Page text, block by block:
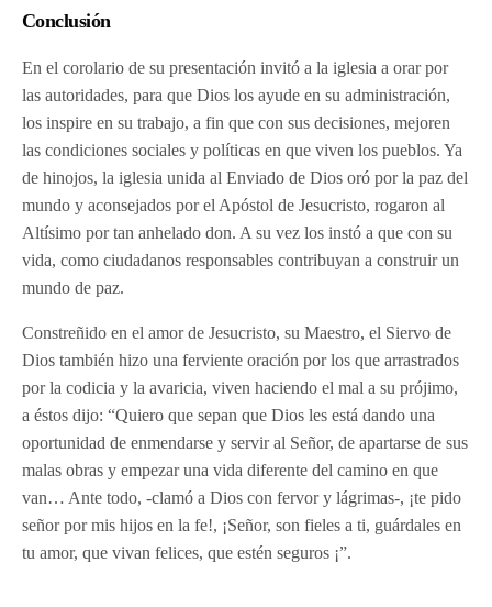
Conclusión
En el corolario de su presentación invitó a la iglesia a orar por
las autoridades, para que Dios los ayude en su administración,
los inspire en su trabajo, a fin que con sus decisiones, mejoren
las condiciones sociales y políticas en que viven los pueblos. Ya
de hinojos, la iglesia unida al Enviado de Dios oró por la paz del
mundo y aconsejados por el Apóstol de Jesucristo, rogaron al
Altísimo por tan anhelado don. A su vez los instó a que con su
vida, como ciudadanos responsables contribuyan a construir un
mundo de paz.
Constreñido en el amor de Jesucristo, su Maestro, el Siervo de
Dios también hizo una ferviente oración por los que arrastrados
por la codicia y la avaricia, viven haciendo el mal a su prójimo,
a éstos dijo: “Quiero que sepan que Dios les está dando una
oportunidad de enmendarse y servir al Señor, de apartarse de sus
malas obras y empezar una vida diferente del camino en que
van… Ante todo, -clamó a Dios con fervor y lágrimas-, ¡te pido
señor por mis hijos en la fe!, ¡Señor, son fieles a ti, guárdales en
tu amor, que vivan felices, que estén seguros ¡”.